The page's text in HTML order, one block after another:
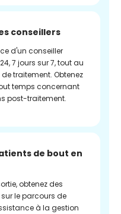
conseillers
d'un conseiller
7 jours sur 7, tout au
traitement. Obtenez
temps concernant
post-traitement.
de bout en
obtenez des
le parcours de
à la gestion